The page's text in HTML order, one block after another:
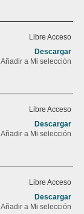
Libre Acceso
Descargar
Añadir a Mi selección
Libre Acceso
Descargar
Añadir a Mi selección
Libre Acceso
Descargar
Añadir a Mi selección